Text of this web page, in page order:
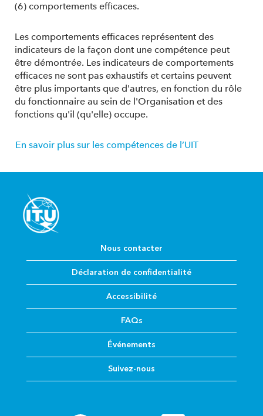
(6) comportements efficaces.
Les comportements efficaces représentent des
indicateurs de la façon dont une compétence peut
être démontrée. Les indicateurs de comportements
efficaces ne sont pas exhaustifs et certains peuvent
être plus importants que d'autres, en fonction du rôle
du fonctionnaire au sein de l'Organisation et des
fonctions qu'il (qu'elle) occupe.
En savoir plus sur les compétences de l’UIT
Nous contacter
Déclaration de confidentialité
Accessibilité
FAQs
Événements
Suivez-nous